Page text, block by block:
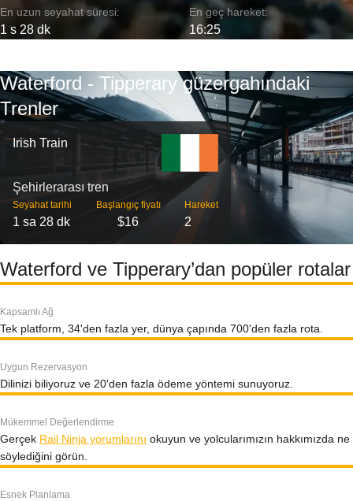
En uzun seyahat süresi:
1 s 28 dk
En geç hareket:
16:25
Waterford - Tipperary güzergahındaki
Trenler
Irish Train
Şehirlerarası tren
Seyahat tarihi
1 sa 28 dk
Başlangıç ​​fiyatı
$16
Hareket
2
Waterford ve Tipperary’dan popüler rotalar
Kapsamlı Ağ
Tek platform, 34'den fazla yer, dünya çapında 700'den fazla rota.
Uygun Rezervasyon
Dilinizi biliyoruz ve 20'den fazla ödeme yöntemi sunuyoruz.
Mükemmel Değerlendirme
Gerçek Rail Ninja yorumlarını okuyun ve yolcularımızın hakkımızda ne
söylediğini görün.
Esnek Planlama